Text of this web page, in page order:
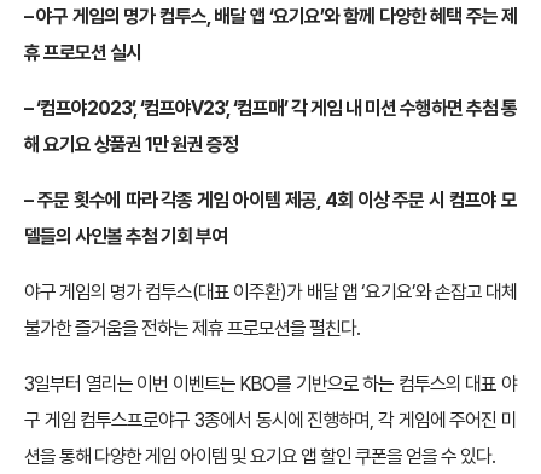
– 야구 게임의 명가 컴투스, 배달 앱 ‘요기요’와 함께 다양한 혜택 주는 제
휴 프로모션 실시
– ‘컴프야2023’, ‘컴프야V23’, ‘컴프매’ 각 게임 내 미션 수행하면 추첨 통
해 요기요 상품권 1만 원권 증정
– 주문 횟수에 따라 각종 게임 아이템 제공, 4회 이상 주문 시 컴프야 모
델들의 사인볼 추첨 기회 부여
야구 게임의 명가 컴투스(대표 이주환)가 배달 앱 ‘요기요’와 손잡고 대체
불가한 즐거움을 전하는 제휴 프로모션을 펼친다.
3일부터 열리는 이번 이벤트는 KBO를 기반으로 하는 컴투스의 대표 야
구 게임 컴투스프로야구 3종에서 동시에 진행하며, 각 게임에 주어진 미
션을 통해 다양한 게임 아이템 및 요기요 앱 할인 쿠폰을 얻을 수 있다.